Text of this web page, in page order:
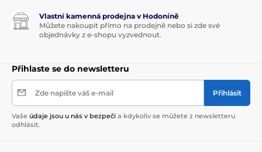
Vlastní kamenná prodejna v Hodoníně
Můžete nakoupit přímo na prodejně nebo si zde své
objednávky z e-shopu vyzvednout.
Přihlaste se do newsletteru
Zde napište váš e-mail Přihlásit
Vaše údaje jsou u nás v bezpečí a kdykoliv se můžete z newsletteru
odhlásit.